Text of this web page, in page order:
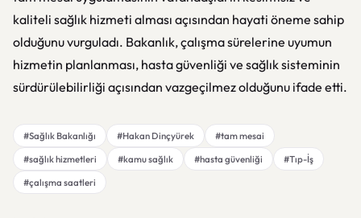
kaliteli sağlık hizmeti alması açısından hayati öneme sahip
olduğunu vurguladı. Bakanlık, çalışma sürelerine uyumun
hizmetin planlanması, hasta güvenliği ve sağlık sisteminin
sürdürülebilirliği açısından vazgeçilmez olduğunu ifade etti.
#Sağlık Bakanlığı #Hakan Dinçyürek
#tam mesai
#sağlık hizmetleri
#kamu sağlık #hasta güvenliği
#Tıp-İş
#çalışma saatleri